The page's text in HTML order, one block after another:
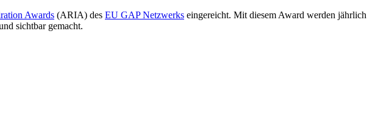
Awards (ARIA) des EU GAP Netzwerks eingereicht. Mit diesem Award werden jährlich
sichtbar gemacht.